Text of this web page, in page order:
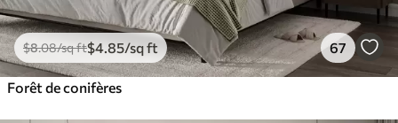
$8.08/sq ft$4 .85/sq ft 67
Forêt de conifères